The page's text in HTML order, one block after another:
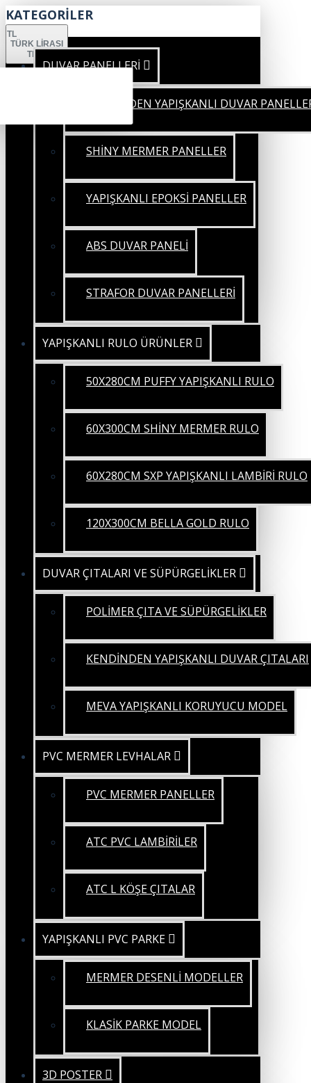
KATEGORİLER
TL
TÜRK LIRASI
TRY
DUVAR PANELLERİ
KENDİNDEN YAPIŞKANLI DUVAR
SHİNY MERMER PANELLER
YAPIŞKANLI EPOKSİ PANELLER
ABS DUVAR PANELİ
STRAFOR DUVAR PANELLERİ
YAPIŞKANLI RULO ÜRÜNLER
50X280CM PUFFY YAPIŞKANLI RULO
60X300CM SHİNY MERMER RULO
60X280CM SXP YAPIŞKANLI LAMBİRİ RULO
120X300CM BELLA GOLD RULO
DUVAR ÇITALARI VE SÜPÜRGELİKLER
POLİMER ÇITA VE SÜPÜRGELİKLER
KENDİNDEN YAPIŞKANLI DUVAR ÇITALARI
MEVA YAPIŞKANLI KORUYUCU MODEL
PVC MERMER LEVHALAR
PVC MERMER PANELLER
ATC PVC LAMBİRİLER
ATC L KÖŞE ÇITALAR
YAPIŞKANLI PVC PARKE
MERMER DESENLİ MODELLER
KLASİK PARKE MODEL
3D POSTER